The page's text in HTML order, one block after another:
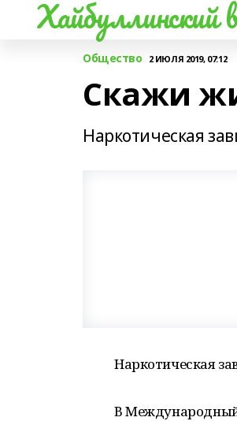
Хайбуллинский
Общество 2 ИЮЛЯ 2019, 07:12
Скажи
Наркотическая
Наркотическая
В Международный